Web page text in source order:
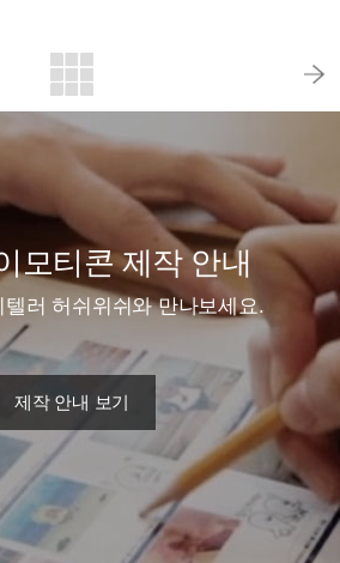
모티콘 제작 안내
텔러 허쉬위쉬와 만나보세요.
제작 안내 보기